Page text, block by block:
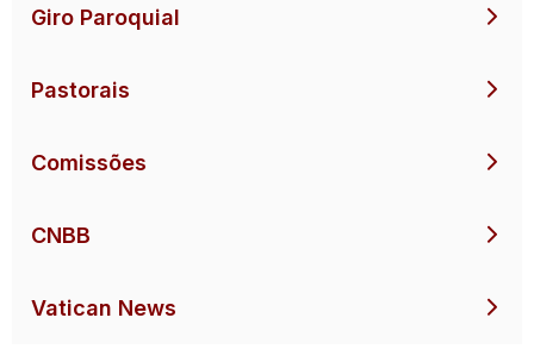
Giro Paroquial
Pastorais
Comissões
CNBB
Vatican News